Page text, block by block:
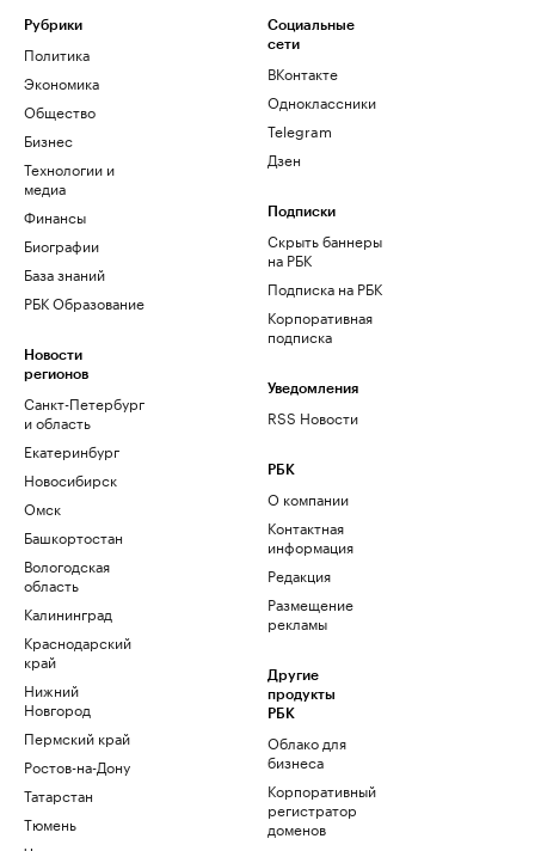
Рубрики
Политика
Экономика
Общество
Бизнес
Технологии и
медиа
Финансы
Биографии
База знаний
РБК Образование
Новости
регионов
Санкт-Петербург
и область
Екатеринбург
Новосибирск
Омск
Башкортостан
Вологодская
область
Калининград
Краснодарский
край
Нижний
Новгород
Пермский край
Ростов-на-Дону
Татарстан
Тюмень
Социальные
сети
ВКонтакте
Одноклассники
Telegram
Дзен
Подписки
Скрыть баннеры
на РБК
Подписка на РБК
Корпоративная
подписка
Уведомления
RSS Новости
РБК
О компании
Контактная
информация
Редакция
Размещение
рекламы
Другие
продукты
РБК
Облако для
бизнеса
Корпоративный
регистратор
доменов